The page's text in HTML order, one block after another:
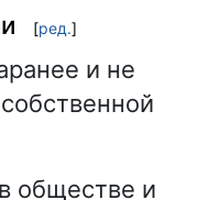
[ред.]
и не
обществе и